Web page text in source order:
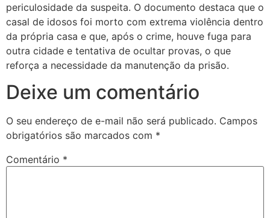
periculosidade da suspeita. O documento destaca que o
casal de idosos foi morto com extrema violência dentro
da própria casa e que, após o crime, houve fuga para
outra cidade e tentativa de ocultar provas, o que
reforça a necessidade da manutenção da prisão.
Deixe um comentário
O seu endereço de e-mail não será publicado. Campos
obrigatórios são marcados com *
Comentário *